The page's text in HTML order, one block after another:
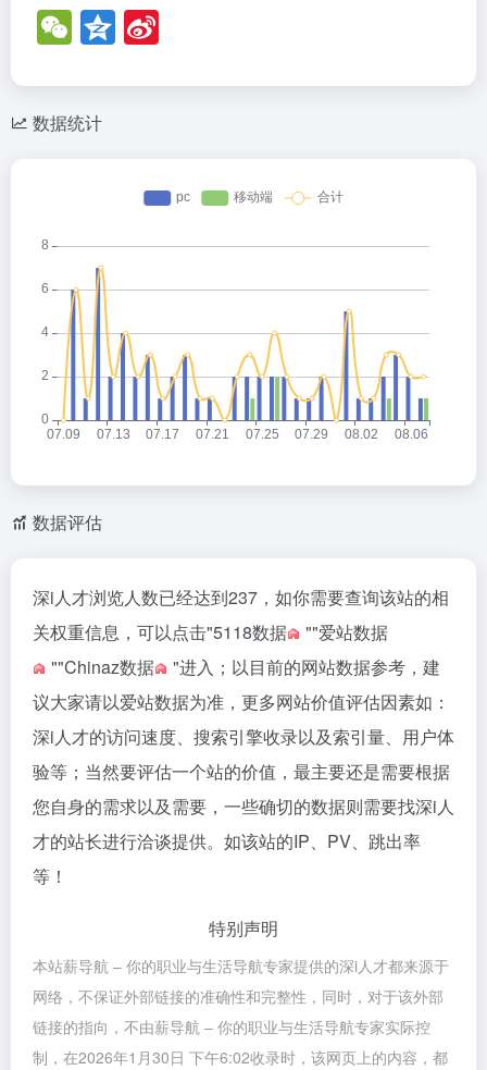
W
e
C
h
Q
z
o a
b
o
数据统计
数据评估
深i人才浏览人数已经达到237，如你需要查询该站的相
关权重信息，可以点击"5118数据 ""爱站数据
""Chinaz数据
"进入；以目前的网站数据参考，建
议大家请以爱站数据为准，更多网站价值评估因素如：
深i人才的访问速度、搜索引擎收录以及索引量、用户体
验等；当然要评估一个站的价值，最主要还是需要根据
您自身的需求以及需要，一些确切的数据则需要找深i人
才的站长进行洽谈提供。如该站的IP、PV、跳出率
等！
特别声明
本站薪导航 – 你的职业与生活导航专家提供的深i人才都来源于
网络，不保证外部链接的准确性和完整性，同时，对于该外部
链接的指向，不由薪导航 – 你的职业与生活导航专家实际控
制，在2026年1月30日 下午6:02收录时，该网页上的内容，都